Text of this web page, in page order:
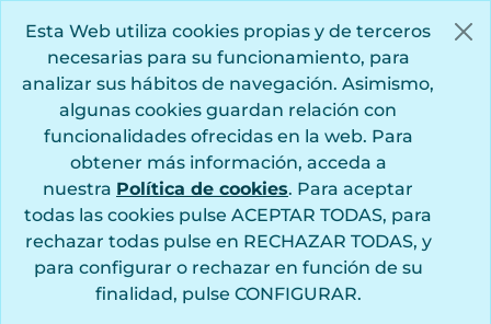
Esta Web utiliza cookies propias y de terceros
necesarias para su funcionamiento, para
analizar sus hábitos de navegación. Asimismo,
algunas cookies guardan relación con
funcionalidades ofrecidas en la web. Para
obtener más información, acceda a
nuestra Política de cookies. Para aceptar
todas las cookies pulse ACEPTAR TODAS, para
rechazar todas pulse en RECHAZAR TODAS, y
para configurar o rechazar en función de su
finalidad, pulse CONFIGURAR.